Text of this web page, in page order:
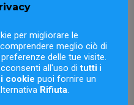
più comuni
per
, sugli obblighi
richiesta.
per migliorare le
meglio ciò di
delle tue visite.
all'uso ditutti i
cookie puoi fornire un
Rifiuta.